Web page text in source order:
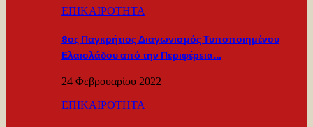
ΕΠΙΚΑΙΡΟΤΗΤΑ
8ος Παγκρήτιος Διαγωνισμός Τυποποιημένου
Ελαιολάδου από την Περιφέρεια…
24 Φεβρουαρίου 2022
ΕΠΙΚΑΙΡΟΤΗΤΑ